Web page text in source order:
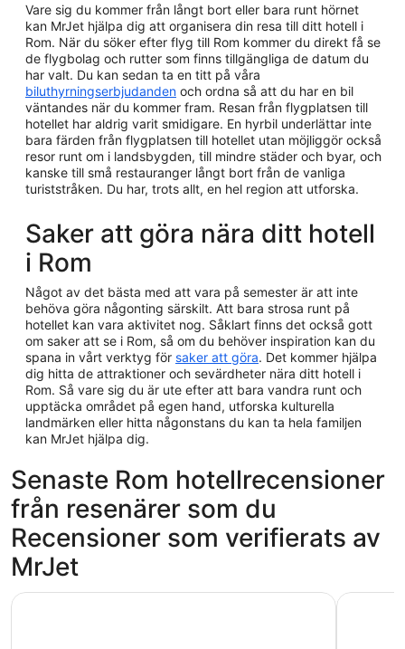
Vare sig du kommer från långt bort eller bara runt hörnet
kan MrJet hjälpa dig att organisera din resa till ditt hotell i
Rom. När du söker efter flyg till Rom kommer du direkt få se
de flygbolag och rutter som finns tillgängliga de datum du
har valt. Du kan sedan ta en titt på våra
biluthyrningserbjudanden och ordna så att du har en bil
väntandes när du kommer fram. Resan från flygplatsen till
hotellet har aldrig varit smidigare. En hyrbil underlättar inte
bara färden från flygplatsen till hotellet utan möjliggör också
resor runt om i landsbygden, till mindre städer och byar, och
kanske till små restauranger långt bort från de vanliga
turiststråken. Du har, trots allt, en hel region att utforska.
Saker att göra nära ditt hotell
i Rom
Något av det bästa med att vara på semester är att inte
behöva göra någonting särskilt. Att bara strosa runt på
hotellet kan vara aktivitet nog. Såklart finns det också gott
om saker att se i Rom, så om du behöver inspiration kan du
spana in vårt verktyg för saker att göra. Det kommer hjälpa
dig hitta de attraktioner och sevärdheter nära ditt hotell i
Rom. Så vare sig du är ute efter att bara vandra runt och
upptäcka området på egen hand, utforska kulturella
landmärken eller hitta någonstans du kan ta hela familjen
kan MrJet hjälpa dig.
Senaste Rom hotellrecensioner
från resenärer som du
Recensioner som verifierats av
MrJet
The Hive Hotel Massimi